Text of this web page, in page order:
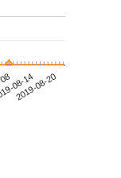
08-14
2019-08-20